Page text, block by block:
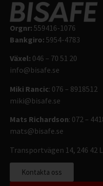
Orgnr: 559416-1076
Bankgiro: 5954-4783
Växel: 046 – 70 51 20
info@bisafe.se
Miki Rancic: 076 – 8918512
miki@bisafe.se
Mats Richardson: 072 –
mats@bisafe.se
Transportvägen 14, 246 42
Kontakta oss